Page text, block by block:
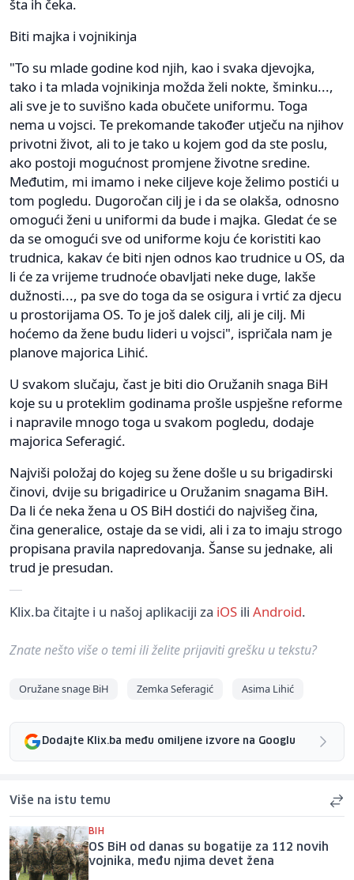
šta ih čeka.
Biti majka i vojnikinja
"To su mlade godine kod njih, kao i svaka djevojka,
tako i ta mlada vojnikinja možda želi nokte, šminku...,
ali sve je to suvišno kada obučete uniformu. Toga
nema u vojsci. Te prekomande također utječu na njihov
privotni život, ali to je tako u kojem god da ste poslu,
ako postoji mogućnost promjene životne sredine.
Međutim, mi imamo i neke ciljeve koje želimo postići u
tom pogledu. Dugoročan cilj je i da se olakša, odnosno
omogući ženi u uniformi da bude i majka. Gledat će se
da se omogući sve od uniforme koju će koristiti kao
trudnica, kakav će biti njen odnos kao trudnice u OS, da
li će za vrijeme trudnoće obavljati neke duge, lakše
dužnosti..., pa sve do toga da se osigura i vrtić za djecu
u prostorijama OS. To je još dalek cilj, ali je cilj. Mi
hoćemo da žene budu lideri u vojsci", ispričala nam je
planove majorica Lihić.
U svakom slučaju, čast je biti dio Oružanih snaga BiH
koje su u proteklim godinama prošle uspješne reforme
i napravile mnogo toga u svakom pogledu, dodaje
majorica Seferagić.
Najviši položaj do kojeg su žene došle u su brigadirski
činovi, dvije su brigadirice u Oružanim snagama BiH.
Da li će neka žena u OS BiH dostići do najvišeg čina,
čina generalice, ostaje da se vidi, ali i za to imaju strogo
propisana pravila napredovanja. Šanse su jednake, ali
trud je presudan.
Klix.ba čitajte i u našoj aplikaciji za iOS ili Android.
Znate nešto više o temi ili želite prijaviti grešku u tekstu?
Oružane snage BiH Zemka Seferagić Asima Lihić
Dodajte Klix.ba među omiljene izvore na Googlu
Više na istu temu
BIH
OS BiH od danas su bogatije za 112 novih
vojnika, među njima devet žena